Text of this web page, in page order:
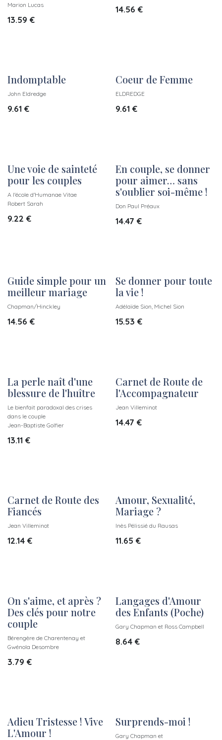
Marion Lucas
13.59 €
14.56 €
Indomptable
John Eldredge
9.61 €
Coeur de Femme
ELDREDGE
9.61 €
Une voie de sainteté
pour les couples
A l'école d'Humanae Vitae
Robert Sarah
9.22 €
En couple, se donner
pour aimer… sans
s'oublier soi-même !
Don Paul Préaux
14.47 €
Guide simple pour un
meilleur mariage
Chapman/Hinckley
14.56 €
Se donner pour toute
la vie !
Adélaïde Sion, Michel Sion
15.53 €
La perle naît d'une
blessure de l'huître
Le bienfait paradoxal des crises
dans le couple
Jean-Baptiste Golfier
13.11 €
Carnet de Route de
l'Accompagnateur
Jean Villeminot
14.47 €
Carnet de Route des
Fiancés
Jean Villeminot
12.14 €
Amour, Sexualité,
Mariage ?
Inès Pélissié du Rausas
11.65 €
On s'aime, et après ?
Des clés pour notre
couple
Bérengère de Charentenay et
Gwénola Desombre
3.79 €
Langages d'Amour
des Enfants (Poche)
Gary Chapman et Ross Campbell
8.64€
Adieu Tristesse ! Vive
L'Amour !
Surprends-moi !
Gary Chapman et